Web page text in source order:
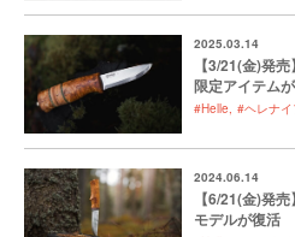
2025.03.14
【3/21(金)発
限定アイテム
#Helle #ヘレナイ
2024.06.14
【6/21(金)発
モデルが復活